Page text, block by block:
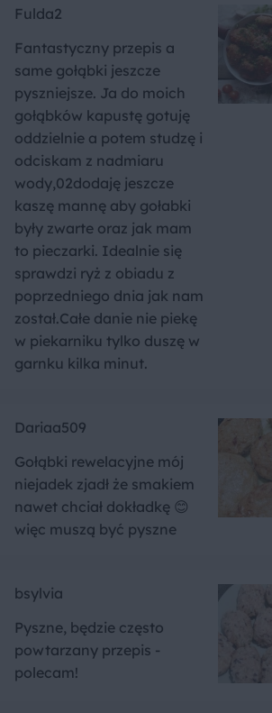
Fulda2
Fantastyczny przepis a
same gołąbki jeszcze
pyszniejsze. Ja do moich
gołąbków kapustę gotuję
oddzielnie a potem studzę i
odciskam z nadmiaru
wody,02dodaję jeszcze
kaszę mannę aby gołabki
były zwarte oraz jak mam
to pieczarki. Idealnie się
sprawdzi ryż z obiadu z
poprzedniego dnia jak nam
został.Całe danie nie piekę
w piekarniku tylko duszę w
garnku kilka minut.
Dariaa509
Gołąbki rewelacyjne mój
niejadek zjadł że smakiem
nawet chciał dokładkę 😊
więc muszą być pyszne
bsylvia
Pyszne, będzie często
powtarzany przepis -
polecam!